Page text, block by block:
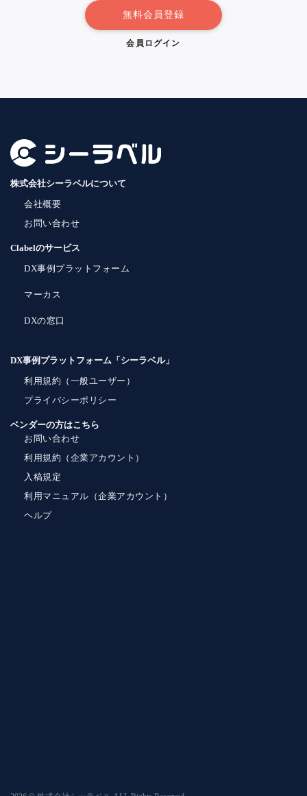
無料会員登録
会員ログイン
株式会社シーラベルについて
会社概要
お問い合わせ
Clabelのサービス
DX事例プラットフォーム
マーカス
DXの窓口
DX事例プラットフォーム「シーラベル」
利用規約（一般ユーザー）
プライバシーポリシー
ベンダーの方はこちら
お問い合わせ
利用規約（企業アカウント）
入稿規定
利用マニュアル（企業アカウント）
ヘルプ